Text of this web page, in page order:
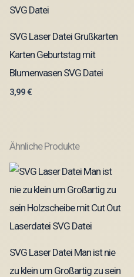
SVG Laser Datei Grußkarten
Karten Geburtstag mit
Blumenvasen SVG Datei
3,99€
Ähnliche Produkte
SVG Laser Datei Man ist nie
zu klein um Großartig zu sein